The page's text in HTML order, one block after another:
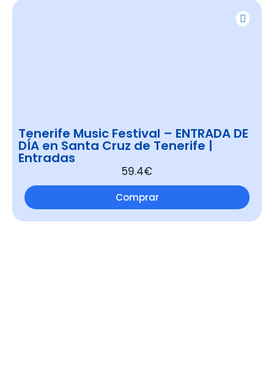
Tenerife Music Festival – ENTRADA DE
DÍA en Santa Cruz de Tenerife |
Entradas
59.4€
Comprar